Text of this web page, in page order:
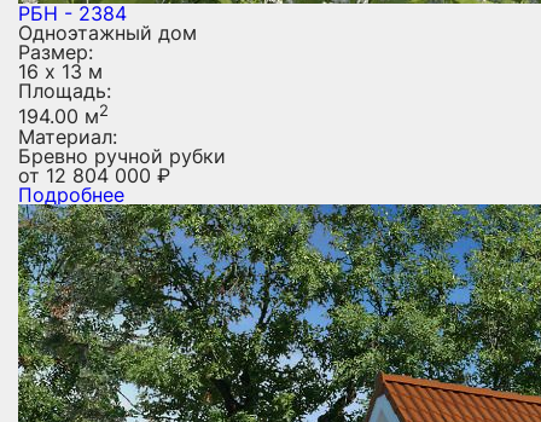
РБН - 2384
Одноэтажный дом
Размер:
16 х 13 м
Площадь:
194.00 м2
Материал:
Бревно ручной рубки
от 12 804 000 ₽
Подробнее